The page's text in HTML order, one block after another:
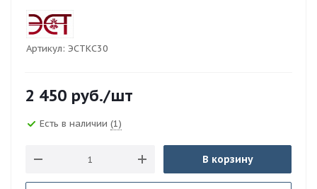
Артикул: ЭСТКС30
2 450 руб./шт
Есть в наличии (1)
В корзину